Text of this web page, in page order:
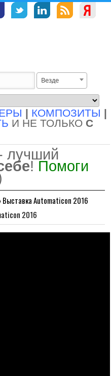
Везде
| КОМПОЗИТЫ |
И НЕ ТОЛЬКО С
лучший
! Помоги
Выставка Automaticon 2016
2016